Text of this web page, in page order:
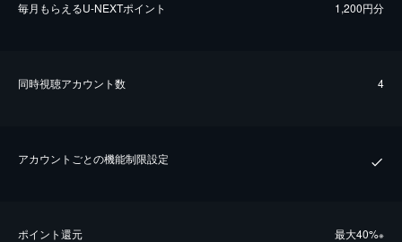
毎⽉もらえるU-NEXTポイント 1,200円分
同時視聴アカウント数 4
アカウントごとの機能制限設定
ポイント還元 最⼤40%※